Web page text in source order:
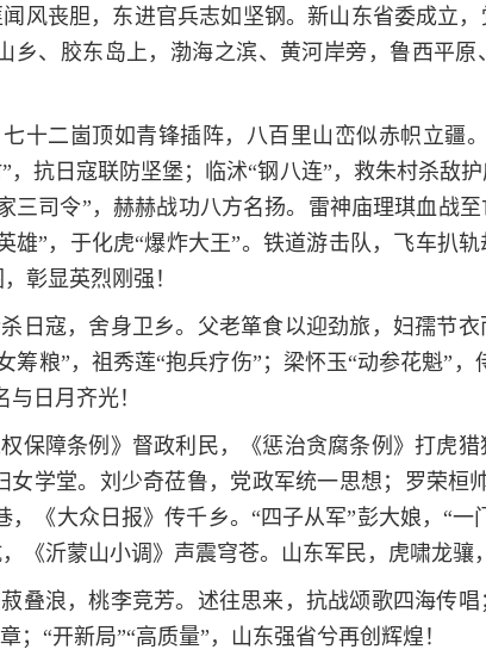
风丧胆，东进官兵志如坚钢。新山东省委成立
乡、胶东岛上，渤海之滨、黄河岸旁，鲁西平
十二崮顶如青锋插阵，八百里山峦似赤帜立疆
，抗日寇联防坚堡；临沭“钢八连”，救朱村杀敌
三司令”，赫赫战功八方名扬。雷神庙理琪血战
雄”，于化虎“爆炸大王”。铁道游击队，飞车扒
彰显英烈刚强！
日寇，舍身卫乡。父老箪食以迎劲旅，妇孺节衣
粮”，祖秀莲“抱兵疗伤”；梁怀玉“动参花魁”，
日月齐光！
保障条例》督政利民，《惩治贪腐条例》打虎
学堂。刘少奇莅鲁，党政军统一思想；罗荣桓
《大众日报》传千乡。“四子从军”彭大娘，“一
《沂蒙山小调》声震穹苍。山东军民，虎啸龙骧
叠浪，桃李竞芳。述往思来，抗战颂歌四海传
；“开新局”“高质量”，山东强省兮再创辉煌！